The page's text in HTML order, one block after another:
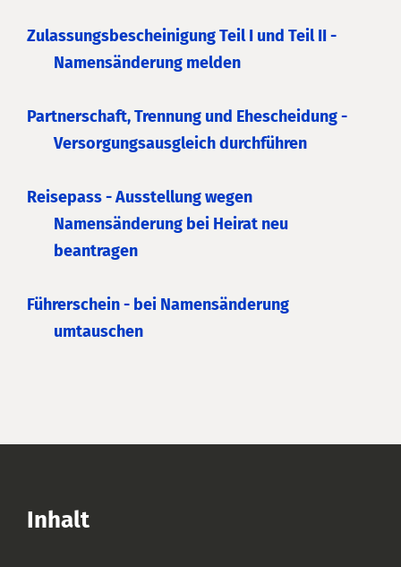
Zulassungsbescheinigung Teil I und Teil II -
Namensänderung melden
Partnerschaft, Trennung und Ehescheidung -
Versorgungsausgleich durchführen
Reisepass - Ausstellung wegen
Namensänderung bei Heirat neu
beantragen
Führerschein - bei Namensänderung
umtauschen
Inhalt